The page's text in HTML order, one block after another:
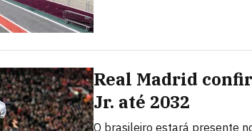
Real Madrid
Jr. até 2032
O brasileiro estará presente